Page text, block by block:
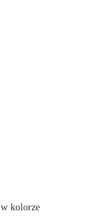
kolorze